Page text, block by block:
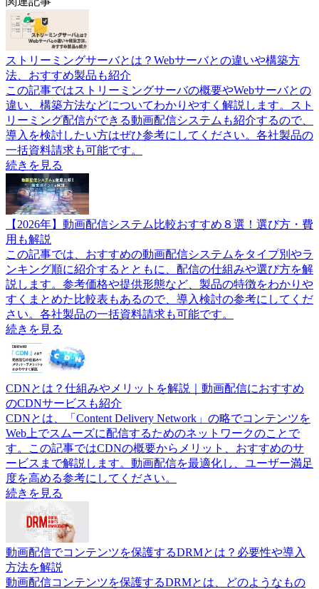
ストリーミングサーバとは？Webサーバとの違いや構築方
法、おすすめ製品も紹介
この記事ではストリーミングサーバの概要やWebサーバとの
違い、構築方法などについてわかりやすく解説します。スト
リーミング配信ができる動画配信システムも紹介するので、
導入を検討したい方はぜひ参考にしてください。各社製品の
一括資料請求も可能です。
続きを見る
【2026年】動画配信システム比較おすすめ８選！選び方・費
用も解説
この記事では、おすすめの動画配信システムをタイプ別やラ
ンキング順に紹介するとともに、配信の仕組みや選び方を解
説します。参考価格や提供形態など、製品の特徴をわかりや
すくまとめた比較表もあるので、導入検討の参考にしてくだ
さい。各社製品の一括資料請求も可能です。
続きを見る
CDNとは？仕組みやメリットを解説｜動画配信におすすめ
のCDNサービスも紹介
CDNとは、「Content Delivery Network」の略でコンテンツを
Web上でスムーズに配信するためのネットワークのことで
す。この記事ではCDNの概要からメリット、おすすめのサ
ービスまで解説します。動画配信を最適化し、ユーザー満足
度を高める参考にしてください。
続きを見る
動画配信でコンテンツを保護するDRMとは？必要性や導入
方法を解説
動画配信コンテンツを保護するDRMとは、どのようなもの